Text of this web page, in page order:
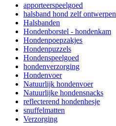
apporteerspeelgoed
halsband hond zelf ontwerpen
Halsbanden
Hondenborstel - hondenkam
Hondenpoepzakjes
Hondenpuzzels
Hondenspeelgoed
hondenverzorging
Hondenvoer
Natuurlijk hondenvoer
Natuurlijke hondensnacks
reflecterend hondenhesje
snuffelmatten
Verzorging